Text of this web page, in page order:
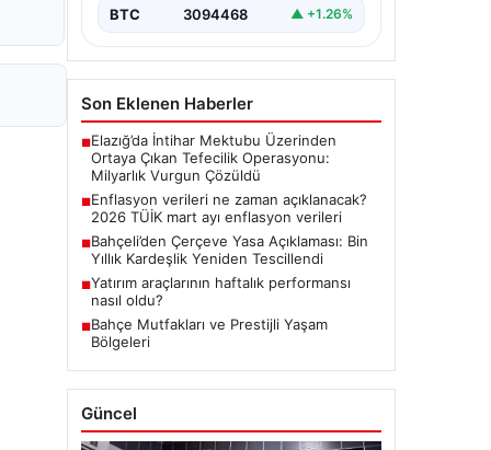
BTC 3094468 ▲ +1.26%
Son Eklenen Haberler
■Elazığ’da İntihar Mektubu Üzerinden
Ortaya Çıkan Tefecilik Operasyonu:
Milyarlık Vurgun Çözüldü
■Enflasyon verileri ne zaman açıklanacak?
2026 TÜİK mart ayı enflasyon verileri
■Bahçeli’den Çerçeve Yasa Açıklaması: Bin
Yıllık Kardeşlik Yeniden Tescillendi
■Yatırım araçlarının haftalık performansı
nasıl oldu?
■Bahçe Mutfakları ve Prestijli Yaşam
Bölgeleri
Güncel